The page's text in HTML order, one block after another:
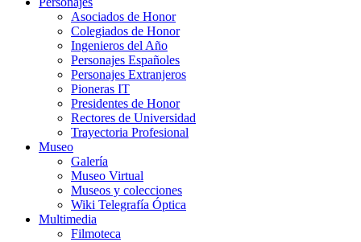
Asociados de Honor
Colegiados de Honor
Ingenieros del Año
Personajes Españoles
Personajes Extranjeros
Pioneras IT
Presidentes de Honor
Rectores de Universidad
Trayectoria Profesional
Museo
Galería
Museo Virtual
Museos y colecciones
Wiki Telegrafía Óptica
Multimedia
Filmoteca